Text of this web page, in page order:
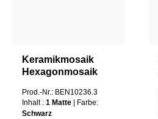
Keramikmosaik
Hexagonmosaik
Prod.-Nr.: BEN10236.3
Inhalt : 1 Matte
| Farbe:
Schwarz